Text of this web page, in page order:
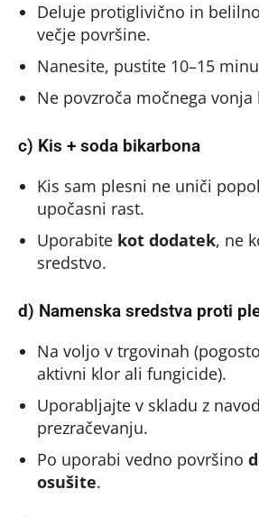
Deluje protiglivično in
večje površine.
Nanesite, pustite 10–15
Ne povzroča močnega
c) Kis + soda bikarbona
Kis sam plesni ne uniči
upočasni rast.
Uporabite kot dodatek, ne
sredstvo.
d) Namenska sredstva proti
Na voljo v trgovinah
aktivni klor ali fungicide).
Uporabljajte v skladu z
prezračevanju.
Po uporabi vedno površino
osušite.